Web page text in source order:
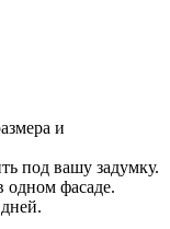
и
под вашу задумку.
одном фасаде.